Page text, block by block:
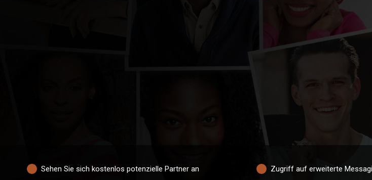
Sehen Sie sich kostenlos potenzielle Partner an Zugriff auf erweiterte